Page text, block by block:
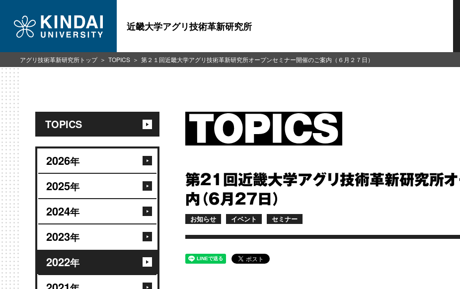
近畿大学アグリ技術革新研究所
TOPICS
2026年
2025年
2024年
2023年
2022年
第２１回近畿大学アグリ技術革新研究所
内（６月２７日）
お知らせ イベント セミナー
アグリ技術革新研究所トップ TOPICS 第２１回近畿大学アグリ技術革新研究所オープンセミナー開催のご案内（６月２７日）